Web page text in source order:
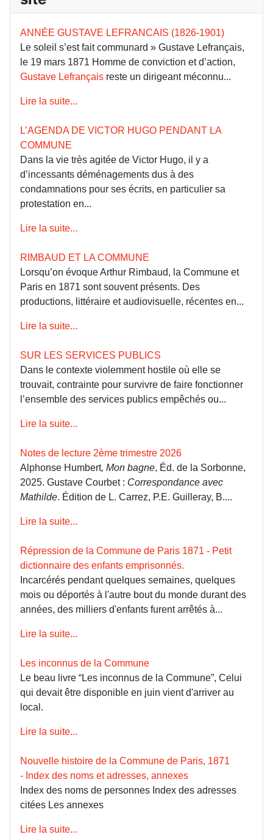
ANNÉE GUSTAVE LEFRANCAIS (1826-1901)
Le soleil s’est fait communard » Gustave Lefrançais,
le 19 mars 1871 Homme de conviction et d’action,
Gustave Lefrançais reste un dirigeant méconnu...
Lire la suite...
L’AGENDA DE VICTOR HUGO PENDANT LA
COMMUNE
Dans la vie très agitée de Victor Hugo, il y a
d’incessants déménagements dus à des
condamnations pour ses écrits, en particulier sa
protestation en...
Lire la suite...
RIMBAUD ET LA COMMUNE
Lorsqu’on évoque Arthur Rimbaud, la Commune et
Paris en 1871 sont souvent présents. Des
productions, littéraire et audiovisuelle, récentes en...
Lire la suite...
SUR LES SERVICES PUBLICS
Dans le contexte violemment hostile où elle se
trouvait, contrainte pour survivre de faire fonctionner
l’ensemble des services publics empêchés ou...
Lire la suite...
Notes de lecture 2ème trimestre 2026
Alphonse Humbert, Mon bagne, Éd. de la Sorbonne,
2025. Gustave Courbet : Correspondance avec
Mathilde. Édition de L. Carrez, P.E. Guilleray, B....
Lire la suite...
Répression de la Commune de Paris 1871 - Petit
dictionnaire des enfants emprisonnés.
Incarcérés pendant quelques semaines, quelques
mois ou déportés à l'autre bout du monde durant des
années, des milliers d'enfants furent arrêtés à...
Lire la suite...
Les inconnus de la Commune
Le beau livre “Les inconnus de la Commune”, Celui
qui devait être disponible en juin vient d'arriver au
local.
Lire la suite...
Nouvelle histoire de la Commune de Paris, 1871
- Index des noms et adresses, annexes
Index des noms de personnes Index des adresses
citées Les annexes
Lire la suite...